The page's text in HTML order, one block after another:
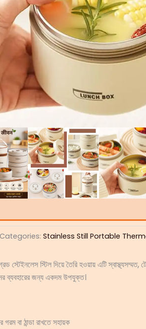
Categories: Stainless Still Portable
স্টেইনলেস স্টিল দিয়ে তৈরি হওয়ায় এটি
ব্যবহারের জন্য একদম উপযুক্ত।
গরম বা ঠান্ডা রাখতে সহায়ক